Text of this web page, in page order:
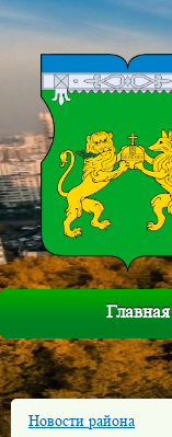
Главная
Новости района